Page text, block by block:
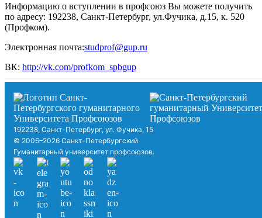
Информацию о вступлении в профсоюз Вы можете получить
по адресу: 192238, Санкт-Петербург, ул.Фучика, д.15, к. 520
(Профком).
Электронная почта:studprof@gup.ru
ВК: http://vk.com/profkom_spbgup
192238, Санкт-Петербург, ул. Фучика, 15
© 2006–2026 Санкт-Петербургский
Гуманитарный университет профсоюзов.